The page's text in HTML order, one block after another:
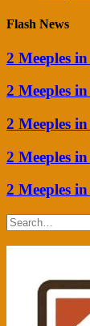
Flash News
2 Meeples
2 Meeples
2 Meeples
2 Meeples
2 Meeples
Search